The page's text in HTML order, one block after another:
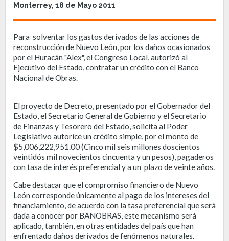
Monterrey, 18 de Mayo 2011
Para solventar los gastos derivados de las acciones de
reconstrucción de Nuevo León, por los daños ocasionados
por el Huracán "Alex", el Congreso Local, autorizó al
Ejecutivo del Estado, contratar un crédito con el Banco
Nacional de Obras.
El proyecto de Decreto, presentado por el Gobernador del
Estado, el Secretario General de Gobierno y el Secretario
de Finanzas y Tesorero del Estado, solicita al Poder
Legislativo autorice un crédito simple, por el monto de
$5,006,222,951.00 (Cinco mil seis millones doscientos
veintidós mil novecientos cincuenta y un pesos), pagaderos
con tasa de interés preferencial y a un plazo de veinte años.
Cabe destacar que el compromiso financiero de Nuevo
León corresponde únicamente al pago de los intereses del
financiamiento, de acuerdo con la tasa preferencial que será
dada a conocer por BANOBRAS, este mecanismo será
aplicado, también, en otras entidades del país que han
enfrentado daños derivados de fenómenos naturales.